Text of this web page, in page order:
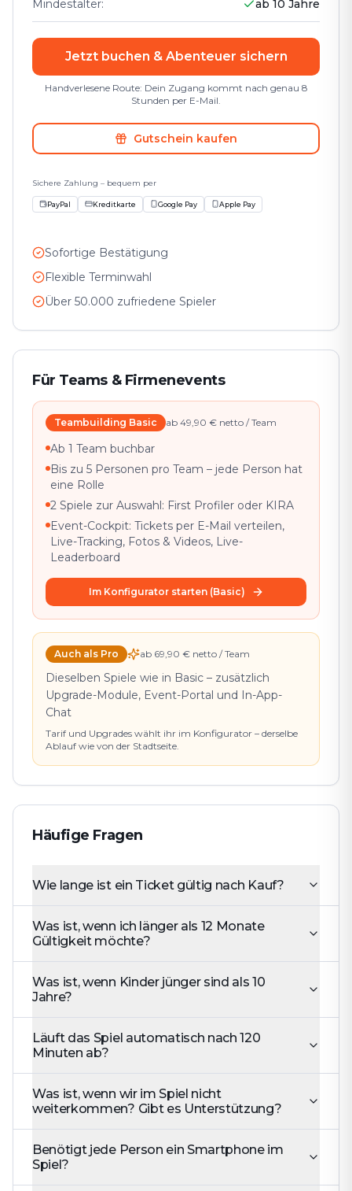
Mindestalter: ab 10 Jahre
Jetzt buchen & Abenteuer sichern
Handverlesene Route: Dein Zugang kommt nach genau 8
Stunden per E-Mail.
Gutschein kaufen
Sichere Zahlung – bequem per
PayPal Kreditkarte Google Pay Apple Pay
Sofortige Bestätigung
Flexible Terminwahl
Über 50.000 zufriedene Spieler
Für Teams & Firmenevents
Teambuilding Basic ab 49,90 € netto / Team
Ab 1 Team buchbar
Bis zu 5 Personen pro Team – jede Person hat
eine Rolle
2 Spiele zur Auswahl: First Profiler oder KIRA
Event-Cockpit: Tickets per E-Mail verteilen,
Live-Tracking, Fotos & Videos, Live-
Leaderboard
Im Konfigurator starten (Basic)
Auch als Pro ab 69,90 € netto / Team
Dieselben Spiele wie in Basic – zusätzlich
Upgrade-Module, Event-Portal und In-App-
Chat
Tarif und Upgrades wählt ihr im Konfigurator – derselbe
Ablauf wie von der Stadtseite.
Häufige Fragen
Wie lange ist ein Ticket gültig nach Kauf?
Was ist, wenn ich länger als 12 Monate
Gültigkeit möchte?
Was ist, wenn Kinder jünger sind als 10
Jahre?
Läuft das Spiel automatisch nach 120
Minuten ab?
Was ist, wenn wir im Spiel nicht
weiterkommen? Gibt es Unterstützung?
Benötigt jede Person ein Smartphone im
Spiel?